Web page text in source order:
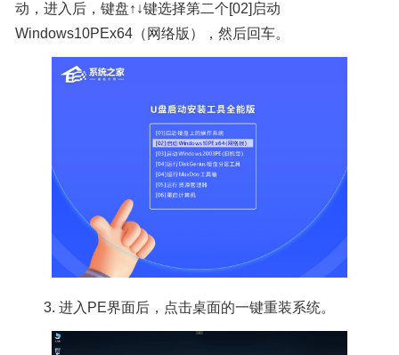
动，进入后，键盘↑↓键选择第二个[02]启动
Windows10PEx64（网络版），然后回车。
3. 进入PE界面后，点击桌面的一键重装系统。